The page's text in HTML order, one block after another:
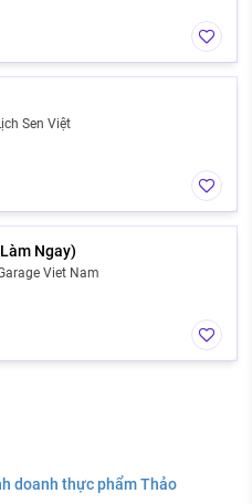
Sen Việt
Ngay)
Viet Nam
doanh thực phẩm Thảo